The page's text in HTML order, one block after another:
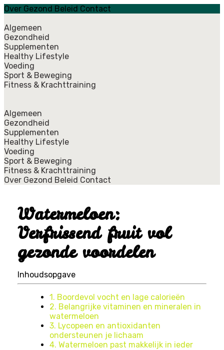
Over Gezond Beleid Contact
Algemeen
Gezondheid
Supplementen
Healthy Lifestyle
Voeding
Sport & Beweging
Fitness & Krachttraining
Algemeen
Gezondheid
Supplementen
Healthy Lifestyle
Voeding
Sport & Beweging
Fitness & Krachttraining
Over Gezond Beleid Contact
Watermeloen:
Verfrissend fruit vol
gezonde voordelen
Inhoudsopgave
1. Boordevol vocht en lage calorieën
2. Belangrijke vitaminen en mineralen in
watermeloen
3. Lycopeen en antioxidanten
ondersteunen je lichaam
4. Watermeloen past makkelijk in ieder